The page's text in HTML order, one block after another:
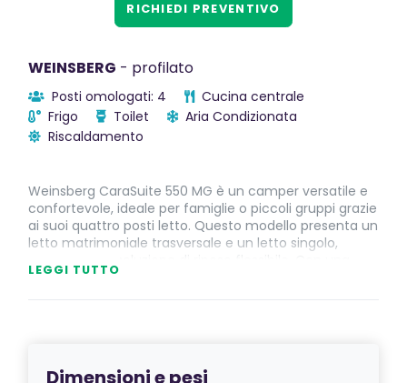
RICHIEDI PREVENTIVO
WEINSBERG - profilato
Posti omologati: 4
Cucina centrale
Frigo
Toilet
Aria Condizionata
Riscaldamento
Weinsberg CaraSuite 550 MG è un camper versatile e
confortevole, ideale per famiglie o piccoli gruppi grazie
ai suoi quattro posti letto. Questo modello presenta un
letto matrimoniale trasversale e un letto singolo,
lunghezza complessiva di 599 cm e una larghezza
Costruito su un telaio FORD, è alimentato da un
LEGGI TUTTO
Dimensioni e pesi